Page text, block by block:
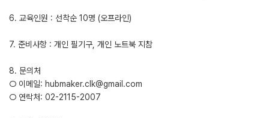
6. 교육인원 : 선착순 10명 (오프라인)
7. 준비사항 : 개인 필기구, 개인 노트북 지참
8. 문의처
○ 이메일: hubmaker.clk@gmail.com
○ 연락처: 02-2115-2007